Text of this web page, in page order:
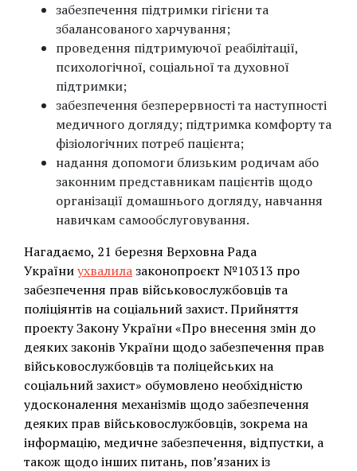
забезпечення підтримки гігієни та
збалансованого харчування;
проведення підтримуючої реабілітації,
психологічної, соціальної та духовної
підтримки;
забезпечення безперервності та наступності
медичного догляду; підтримка комфорту та
фізіологічних потреб пацієнта;
надання допомоги близьким родичам або
законним представникам пацієнтів щодо
організації домашнього догляду, навчання
навичкам самообслуговування.
Нагадаємо, 21 березня Верховна Рада
Україниухвалилазаконопроєкт №10313 про
забезпечення прав військовослужбовців та
поліціянтів на соціальний захист. Прийняття
проекту Закону України «Про внесення змін до
деяких законів України щодо забезпечення прав
військовослужбовців та поліцейських на
соціальний захист» обумовлено необхідністю
удосконалення механізмів щодо забезпечення
деяких прав військовослужбовців, зокрема на
інформацію, медичне забезпечення, відпустки, а
також щодо інших питань, пов’язаних із